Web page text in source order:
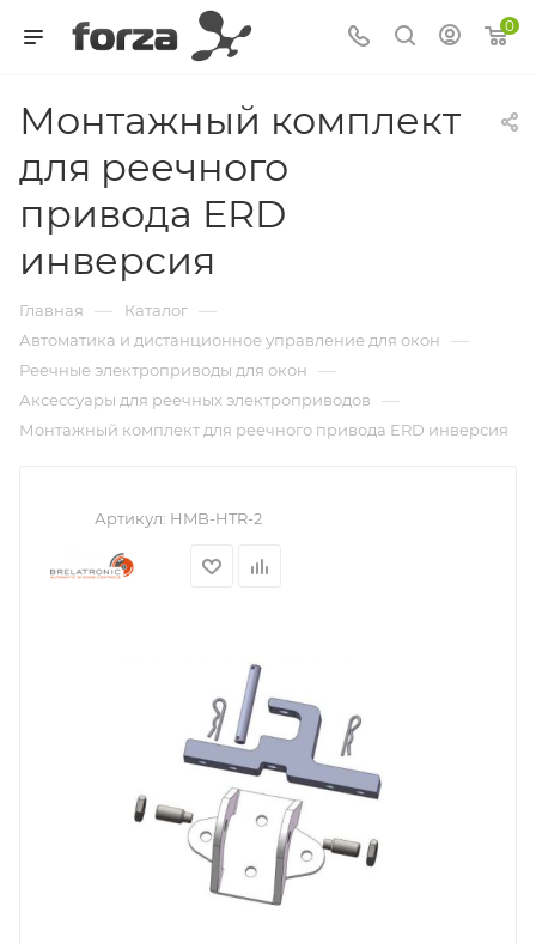
0
Монтажный комплект
для реечного
привода ERD
инверсия
Главная — Каталог —
Автоматика и дистанционное управление для окон —
Реечные электроприводы для окон —
Аксессуары для реечных электроприводов —
Монтажный комплект для реечного привода ERD инверсия
Артикул: HMB-HTR-2